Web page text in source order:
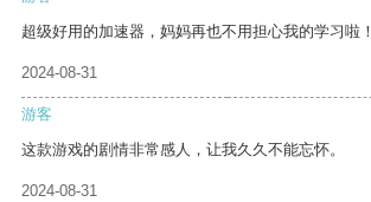
超级好用的加速器，妈妈再也不用担心我的学习啦！
2024-08-31
游客
这款游戏的剧情非常感人，让我久久不能忘怀。
2024-08-31